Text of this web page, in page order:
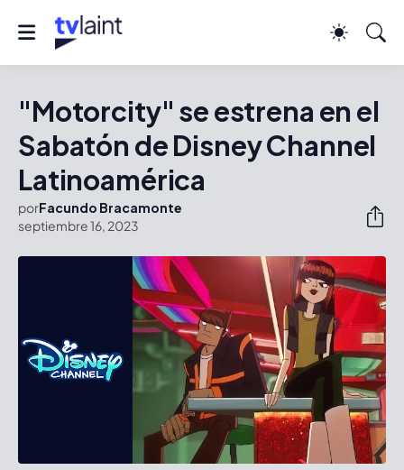
"Motorcity" se estrena en el
Sabatón de Disney Channel
Latinoamérica
porFacundo Bracamonte
septiembre 16, 2023